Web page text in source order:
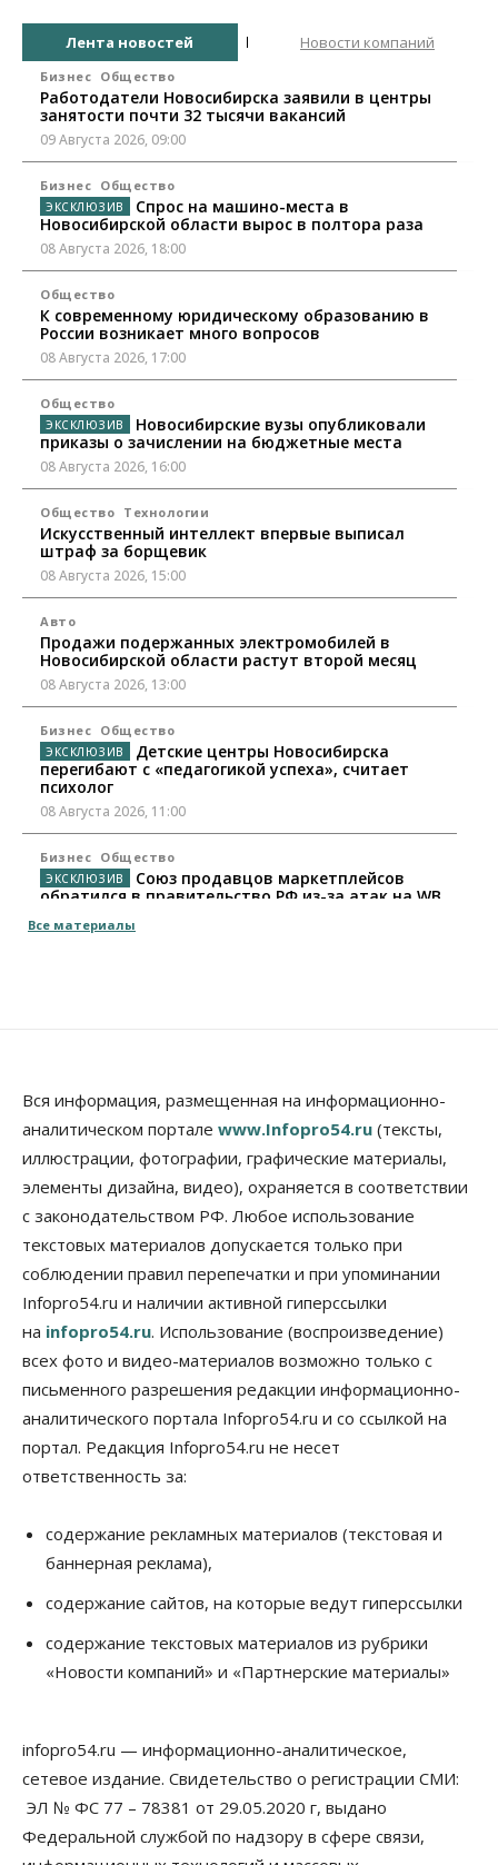
Лента новостей Новости компаний
Бизнес Общество
Работодатели Новосибирска заявили в центры
занятости почти 32 тысячи вакансий
09 Августа 2026, 09:00
Бизнес Общество
Спрос на машино-места в
Новосибирской области вырос в полтора раза
08 Августа 2026, 18:00
Общество
К современному юридическому образованию в
России возникает много вопросов
08 Августа 2026, 17:00
Общество
Новосибирские вузы опубликовали
приказы о зачислении на бюджетные места
08 Августа 2026, 16:00
Общество Технологии
Искусственный интеллект впервые выписал
штраф за борщевик
08 Августа 2026, 15:00
Авто
Продажи подержанных электромобилей в
Новосибирской области растут второй месяц
08 Августа 2026, 13:00
Бизнес Общество
Детские центры Новосибирска
перегибают с «педагогикой успеха», считает
психолог
08 Августа 2026, 11:00
Бизнес Общество
Союз продавцов маркетплейсов
обратился в правительство РФ из-за атак на WB
08 Августа 2026, 10:00
В Новосибирской области резко
сократился грузооборот в автоперевозках
07 Августа 2026, 19:00
Общество
В Новосибирске прошёл митинг
против нового закона о памятниках
07 Августа 2026, 18:00
Бизнес
В аэропорту Толмачёво завершены работы по
бетонированию рулежных дорожек
07 Августа 2026, 17:00
Недвижимость Общество
Новосибирцы стали реже оформлять
дома по упрощенной схеме
Роспотребнадзор изъял почти полторы тонны
мяса в Новосибирской области
07 Августа 2026, 15:00
Расходы новосибирцев на спорт выросли на 40%
за полгода
07 Августа 2026, 14:35
07 Августа 2026, 14:00
Власть
В Новосибирске многодетным семьям вручили
сертификаты на покупку автомобилей
Все материалы
Вся информация, размещенная на информационно-
аналитическом портале www.Infopro54.ru (тексты,
иллюстрации, фотографии, графические материалы,
элементы дизайна, видео), охраняется в соответствии
с законодательством РФ. Любое использование
текстовых материалов допускается только при
соблюдении правил перепечатки и при упоминании
Infopro54.ru и наличии активной гиперссылки
на infopro54.ru. Использование (воспроизведение)
всех фото и видео-материалов возможно только с
письменного разрешения редакции информационно-
аналитического портала Infopro54.ru и со ссылкой на
портал. Редакция Infopro54.ru не несет
ответственность за:
содержание рекламных материалов (текстовая и
баннерная реклама),
содержание сайтов, на которые ведут гиперссылки
содержание текстовых материалов из рубрики
«Новости компаний» и «Партнерские материалы»
infopro54.ru — информационно-аналитическое,
сетевое издание. Свидетельство о регистрации СМИ:
ЭЛ № ФС 77 – 78381 от 29.05.2020 г, выдано
Федеральной службой по надзору в сфере связи,